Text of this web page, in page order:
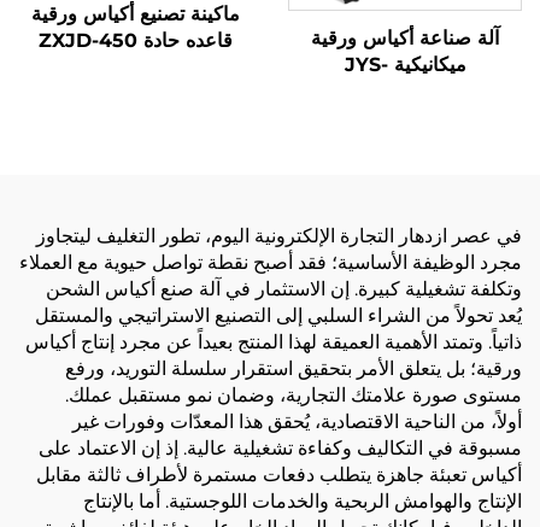
آلة صناعة أكياس ورقية
ميكانيكية JYS-
ماكينة تصنيع أكياس ورقية
قاعده حادة ZXJD-450
في عصر ازدهار التجارة الإلكترونية اليوم، تطور التغليف ليتجاوز
مجرد الوظيفة الأساسية؛ فقد أصبح نقطة تواصل حيوية مع العملاء
وتكلفة تشغيلية كبيرة. إن الاستثمار في آلة صنع أكياس الشحن
يُعد تحولاً من الشراء السلبي إلى التصنيع الاستراتيجي والمستقل
ذاتياً. وتمتد الأهمية العميقة لهذا المنتج بعيداً عن مجرد إنتاج أكياس
ورقية؛ بل يتعلق الأمر بتحقيق استقرار سلسلة التوريد، ورفع
مستوى صورة علامتك التجارية، وضمان نمو مستقبل عملك.
أولاً، من الناحية الاقتصادية، يُحقق هذا المعدّات وفورات غير
مسبوقة في التكاليف وكفاءة تشغيلية عالية. إذ إن الاعتماد على
أكياس تعبئة جاهزة يتطلب دفعات مستمرة لأطراف ثالثة مقابل
الإنتاج والهوامش الربحية والخدمات اللوجستية. أما بالإنتاج